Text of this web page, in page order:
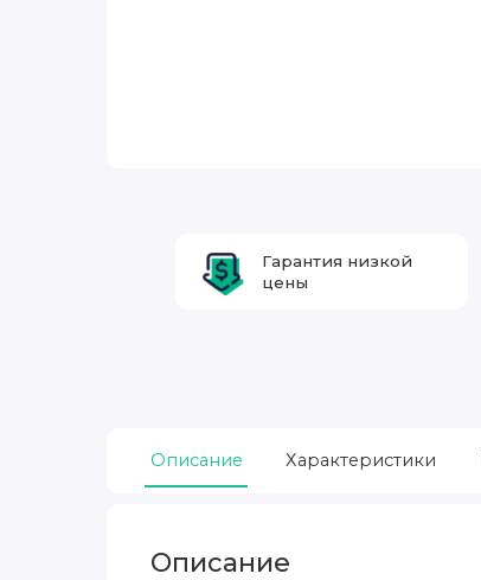
Гарантия низкой
цены
Описание Характеристики
Описание